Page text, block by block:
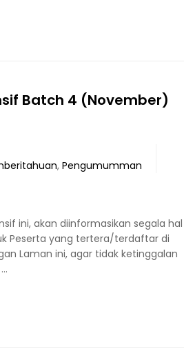
Batch 4 (November)
, Pengumumman
ini, akan diinformasikan segala hal
Peserta yang tertera/terdaftar di
Laman ini, agar tidak ketinggalan